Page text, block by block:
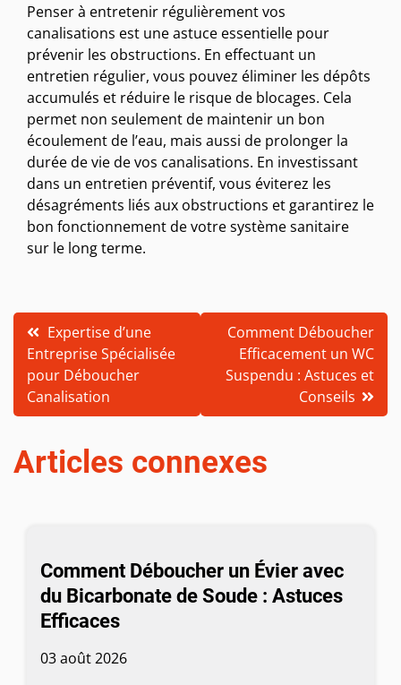
Penser à entretenir régulièrement vos
canalisations est une astuce essentielle pour
prévenir les obstructions. En effectuant un
entretien régulier, vous pouvez éliminer les dépôts
accumulés et réduire le risque de blocages. Cela
permet non seulement de maintenir un bon
écoulement de l’eau, mais aussi de prolonger la
durée de vie de vos canalisations. En investissant
dans un entretien préventif, vous éviterez les
désagréments liés aux obstructions et garantirez le
bon fonctionnement de votre système sanitaire
sur le long terme.
Navigation
de
l’article
Expertise d’une
Entreprise Spécialisée
pour Déboucher
Canalisation
Comment Déboucher
Efficacement un WC
Suspendu : Astuces et
Conseils
Articles connexes
Comment Déboucher un Évier avec
du Bicarbonate de Soude : Astuces
Efficaces
03 août 2026